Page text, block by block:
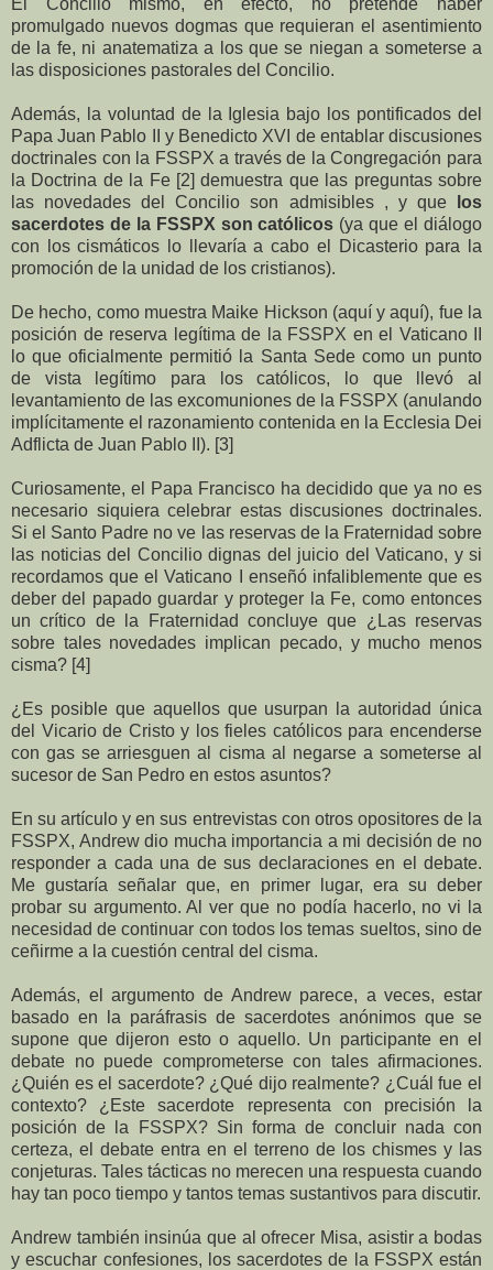
promulgado nuevos dogmas que requieran el asentimiento
de la fe, ni anatematiza a los que se niegan a someterse a
las disposiciones pastorales del Concilio.
Además, la voluntad de la Iglesia bajo los pontificados del
Papa Juan Pablo II y Benedicto XVI de entablar discusiones
doctrinales con la FSSPX a través de la Congregación para
la Doctrina de la Fe [2] demuestra que las preguntas sobre
las novedades del Concilio son admisibles , y que
los
sacerdotes de la FSSPX son católicos (ya que el diálogo
con los cismáticos lo llevaría a cabo el Dicasterio para la
promoción de la unidad de los cristianos).
De hecho, como muestra Maike Hickson (aquí y aquí), fue la
posición de reserva legítima de la FSSPX en el Vaticano II
lo que oficialmente permitió la Santa Sede como un punto
de vista legítimo para los católicos, lo que llevó al
levantamiento de las excomuniones de la FSSPX (anulando
implícitamente el razonamiento contenida en la Ecclesia Dei
Adflicta de Juan Pablo II). [3]
Curiosamente, el Papa Francisco ha decidido que ya no es
necesario siquiera celebrar estas discusiones doctrinales.
Si el Santo Padre no ve las reservas de la Fraternidad sobre
las noticias del Concilio dignas del juicio del Vaticano, y si
recordamos que el Vaticano I enseñó infaliblemente que es
deber del papado guardar y proteger la Fe, como entonces
un crítico de la Fraternidad concluye que ¿Las reservas
sobre tales novedades implican pecado, y mucho menos
cisma? [4]
¿Es posible que aquellos que usurpan la autoridad única
del Vicario de Cristo y los fieles católicos para encenderse
con gas se arriesguen al cisma al negarse a someterse al
sucesor de San Pedro en estos asuntos?
En su artículo y en sus entrevistas con otros opositores de la
FSSPX, Andrew dio mucha importancia a mi decisión de no
responder a cada una de sus declaraciones en el debate.
Me gustaría señalar que, en primer lugar, era su deber
probar su argumento. Al ver que no podía hacerlo, no vi la
necesidad de continuar con todos los temas sueltos, sino de
ceñirme a la cuestión central del cisma.
Además, el argumento de Andrew parece, a veces, estar
basado en la paráfrasis de sacerdotes anónimos que se
supone que dijeron esto o aquello. Un participante en el
debate no puede comprometerse con tales afirmaciones.
¿Quién es el sacerdote? ¿Qué dijo realmente? ¿Cuál fue el
contexto? ¿Este sacerdote representa con precisión la
posición de la FSSPX? Sin forma de concluir nada con
certeza, el debate entra en el terreno de los chismes y las
conjeturas. Tales tácticas no merecen una respuesta cuando
hay tan poco tiempo y tantos temas sustantivos para discutir.
Andrew también insinúa que al ofrecer Misa, asistir a bodas
y escuchar confesiones, los sacerdotes de la FSSPX están